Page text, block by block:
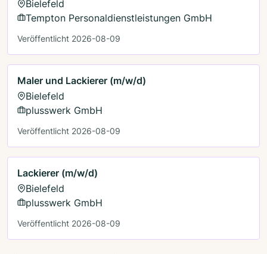
Bielefeld
Tempton Personaldienstleistungen GmbH
Veröffentlicht 2026-08-09
Maler und Lackierer (m/w/d)
Bielefeld
plusswerk GmbH
Veröffentlicht 2026-08-09
Lackierer (m/w/d)
Bielefeld
plusswerk GmbH
Veröffentlicht 2026-08-09